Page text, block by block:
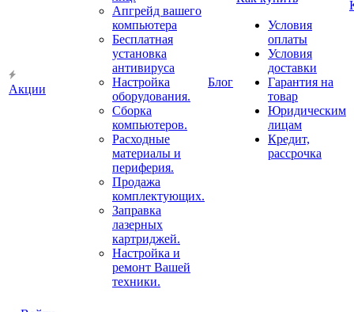
Акции
Апгрейд вашего
компьютера
Бесплатная
установка
антивируса
Настройка
оборудования.
Сборка
компьютеров.
Расходные
материалы и
периферия.
Продажа
комплектующих.
Заправка
лазерных
картриджей.
Настройка и
ремонт Вашей
техники.
Блог
Условия
оплаты
Условия
доставки
Гарантия на
товар
Юридическим
лицам
Кредит,
рассрочка